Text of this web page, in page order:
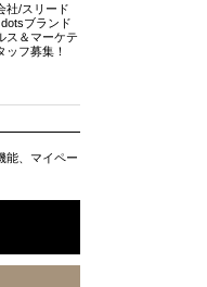
社/スリード
ブランド
ス＆マーケテ
ッフ募集！
能、マイペー